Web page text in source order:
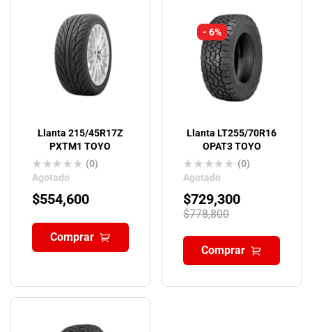
Llanta 215/45R17Z
PXTM1 TOYO
(0)
Agotado
$554,600
Comprar
- 6%
Llanta LT255/70R16
OPAT3 TOYO
(0)
Agotado
$778,800
$729,300
Comprar